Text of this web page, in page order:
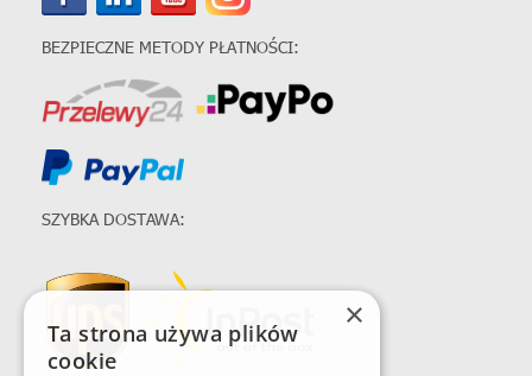
BEZPIECZNE METODY PŁATNOŚCI:
SZYBKA DOSTAWA:
×
Ta strona używa plików
cookie